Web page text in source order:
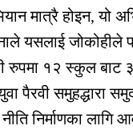
मात्रै होइन, यो
यसलाई
रुपमा १२ स्कुल बाट
पैरवी समुहद्धारा
निर्माणका